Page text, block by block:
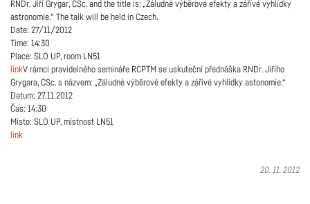
RNDr. Jiří Grygar, CSc. and the title is: „Záludné výběrové efekty a zářívé vyhlídky
astronomie.“ The talk will be held in Czech.
Date: 27/11/2012
Time: 14:30
Place: SLO UP, room LN51
linkV rámci pravidelného semináře RCPTM se uskuteční přednáška RNDr. Jiřího
Grygara, CSc. s názvem: „Záludné výběrové efekty a zářivé vyhlídky astonomie.“
Datum: 27.11.2012
Čas: 14:30
Místo: SLO UP, místnost LN51
link
20. 11. 2012